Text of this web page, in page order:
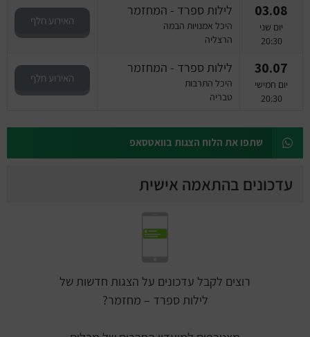
03.08
יום שני
20:30
לילות ספרד - המחזמר
היכל אמנויות הבמה
הרצליה
האירוע חלף
30.07
יום חמישי
20:30
לילות ספרד - המחזמר
היכל התרבות
טבריה
האירוע חלף
שתפו את הלוח הצגות בוואטסאפ
עדכונים בהתאמה אישית
רוצים לקבל עדכונים על הצגות חדשות של
לילות ספרד – מחזמר?